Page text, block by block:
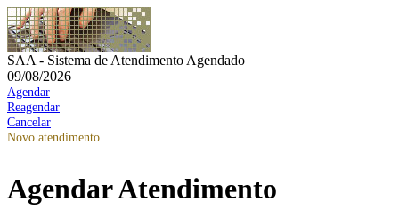
SAA - Sistema de Atendimento Agendado
09/08/2026
Agendar
Reagendar
Cancelar
Novo atendimento
Agendar Atendimento